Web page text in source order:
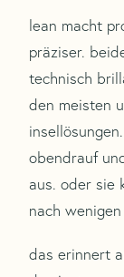
lean macht
präziser.
technisch
den meisten
obendrauf
aus. oder sie
nach
das erinnert